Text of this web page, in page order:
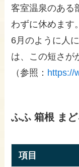
客室温泉のある
わずに休めます。
6月のように人
は、この短さが
（参照： https://
ふふ 箱根 ま
項目